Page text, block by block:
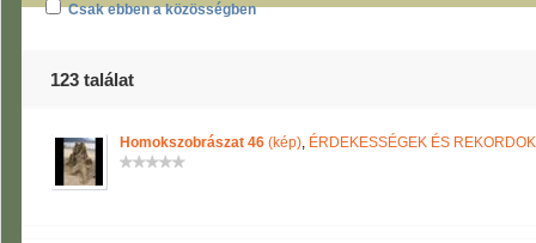
Csak ebben a közösségben
123 találat
Homokszobrászat 46 (kép), ÉRDEKESSÉGEK ÉS REKORDOK